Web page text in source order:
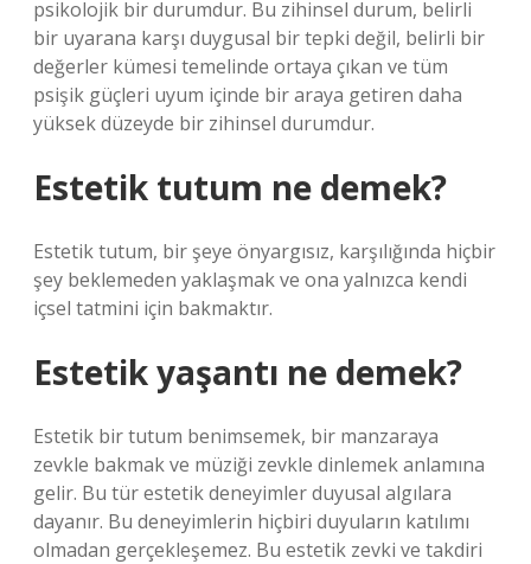
psikolojik bir durumdur. Bu zihinsel durum, belirli
bir uyarana karşı duygusal bir tepki değil, belirli bir
değerler kümesi temelinde ortaya çıkan ve tüm
psişik güçleri uyum içinde bir araya getiren daha
yüksek düzeyde bir zihinsel durumdur.
Estetik tutum ne demek?
Estetik tutum, bir şeye önyargısız, karşılığında hiçbir
şey beklemeden yaklaşmak ve ona yalnızca kendi
içsel tatmini için bakmaktır.
Estetik yaşantı ne demek?
Estetik bir tutum benimsemek, bir manzaraya
zevkle bakmak ve müziği zevkle dinlemek anlamına
gelir. Bu tür estetik deneyimler duyusal algılara
dayanır. Bu deneyimlerin hiçbiri duyuların katılımı
olmadan gerçekleşemez. Bu estetik zevki ve takdiri